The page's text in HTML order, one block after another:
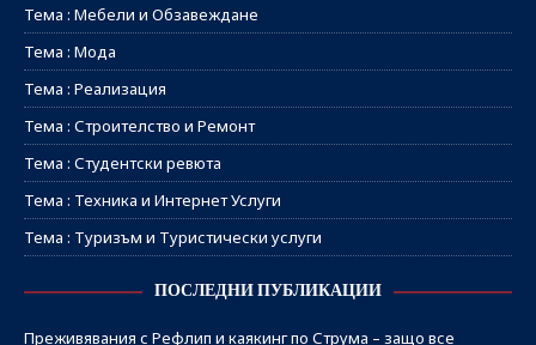
Тема : Мебели и Обзавеждане
Тема : Мода
Тема : Реализация
Тема : Строителство и Ремонт
Тема : Студентски ревюта
Тема : Техника и Интернет Услуги
Тема : Туризъм и Туристически услуги
ПОСЛЕДНИ ПУБЛИКАЦИИ
Преживявания с Рефлип и каякинг по Струма – защо все